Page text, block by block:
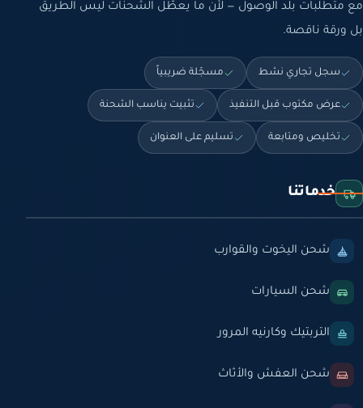
مع متطلبات بلد الوصول — لأن ما يعطّل الشحنات ليس الطريق
بل ورقة ناقصة.
سجل تجاري نشط مسجّلة ضريبياً
عرض مكتوب قبل التنفيذ تثبيت يناسب الشحنة
تخليص ومتابعة تسليم على العنوان
خدماتنا
شحن اليخوت والقوارب
شحن السيارات
التربتيك وكارنيه المرور
شحن العفش والأثاث